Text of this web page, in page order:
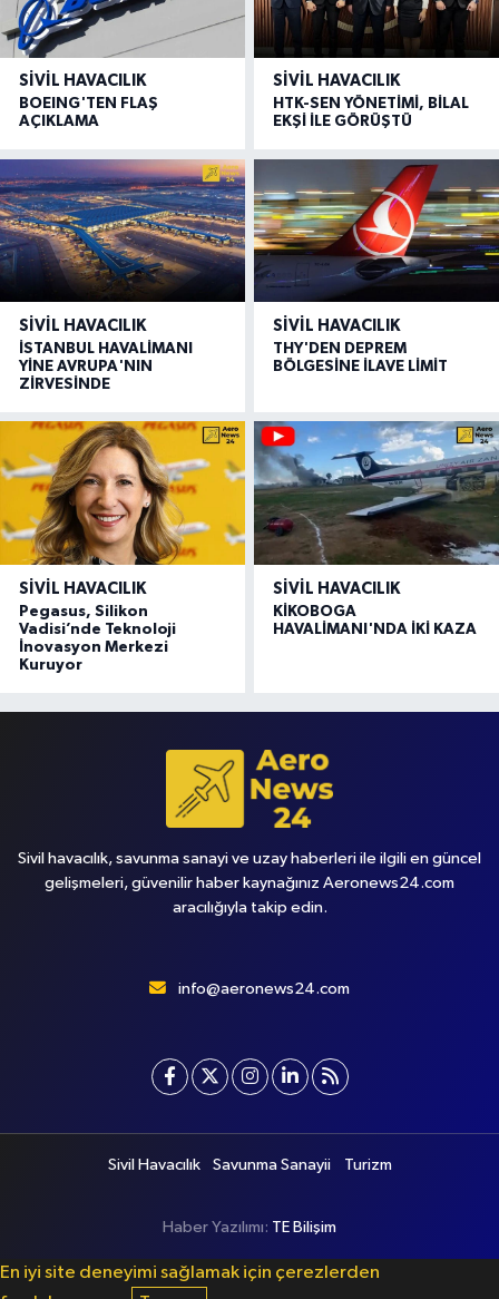
SIVIL HAVACILIK
BOEING'TEN FLAŞ
AÇIKLAMA
SIVIL HAVACILIK
HTK-SEN YÖNETİMİ, BİLAL
EKŞİ İLE GÖRÜŞTÜ
SIVIL HAVACILIK
İSTANBUL HAVALİMANI
YİNE AVRUPA'NIN
ZİRVESİNDE
SIVIL HAVACILIK
THY'DEN DEPREM
BÖLGESİNE İLAVE LİMİT
SIVIL HAVACILIK
Pegasus, Silikon
Vadisi’nde Teknoloji
İnovasyon Merkezi
Kuruyor
SIVIL HAVACILIK
KİKOBOGA
HAVALİMANI'NDA İKİ KAZA
Sivil havacılık, savunma sanayi ve uzay haberleri ile ilgili en güncel
gelişmeleri, güvenilir haber kaynağınız Aeronews24.com
aracılığıyla takip edin.
info@aeronews24.com
Sivil Havacılık Savunma Sanayii Turizm
Haber Yazılımı: TE Bilişim
En iyi site deneyimi sağlamak için çerezlerden